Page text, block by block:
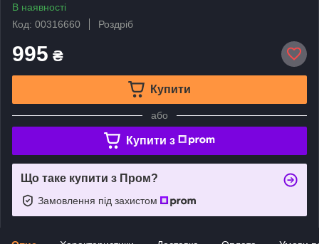
В наявності
Код: 00316660
Роздріб
995 ₴
Купити
або
Купити з
Що таке купити з Пром?
Замовлення під захистом